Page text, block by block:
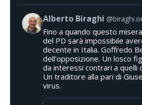
Alberto Biraghi
Fino a quando questo
del PD sarà impossibile
decente in Italia. Goffredo
dell'opposizione. Un losco
da interessi contrari a quelli
Un traditore alla pari di
virus.